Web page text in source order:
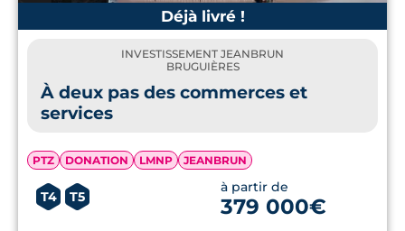
Déjà livré !
INVESTISSEMENT JEANBRUN
BRUGUIÈRES
À deux pas des commerces et
services
PTZ DONATION LMNP JEANBRUN
T4 T5
à partir de
379 000€